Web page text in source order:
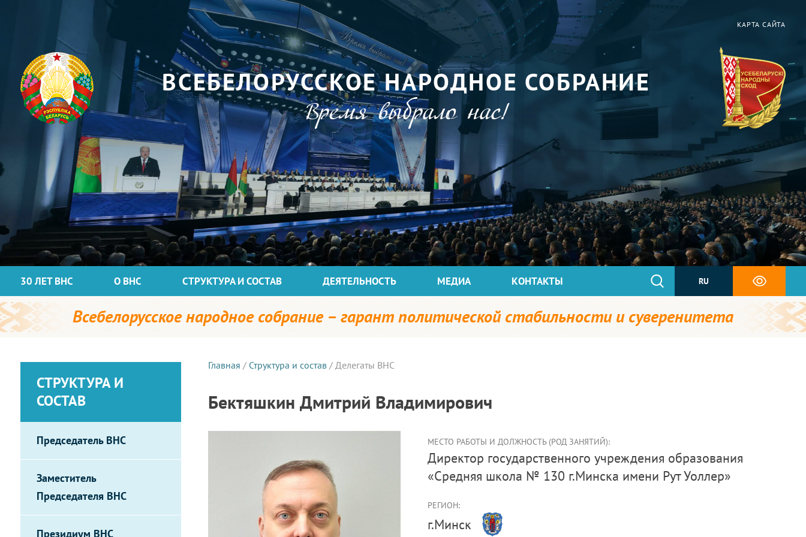
КАРТА САЙТА
ВСЕБЕЛОРУССКОЕ НАРОДНОЕ СОБРАНИЕ
Время выбрало нас!
30 ЛЕТ ВНС О ВНС СТРУКТУРА И СОСТАВ ДЕЯТЕЛЬНОСТЬ МЕДИА КОНТАКТЫ RU
Всебелорусское народное собрание – гарант политической стабильности и суверенитета
СТРУКТУРА И
СОСТАВ
Председатель ВНС
Заместитель
Председателя ВНС
Президиум ВНС
Главная / Структура и состав / Делегаты ВНС
Бектяшкин Дмитрий Владимирович
МЕСТО РАБОТЫ И ДОЛЖНОСТЬ (РОД ЗАНЯТИЙ):
директор государственного учреждения образования
«Средняя школа № 130 г.Минска имени Рут Уоллер»
РЕГИОН:
г.Минск